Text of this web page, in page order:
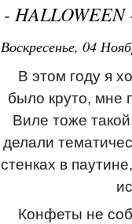
- HALLOWEEN
Воскресенье, 04
В этом году я
было круто, мне
Виле тоже
делали
стенках в
Конфеты не